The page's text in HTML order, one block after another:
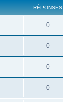
RÉPONSES
0
0
0
0